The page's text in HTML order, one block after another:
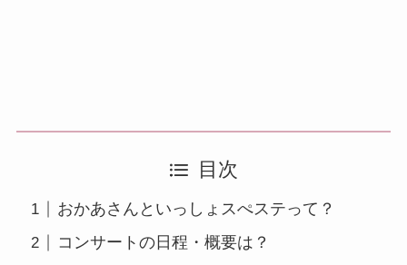
目次
おかあさんといっしょスぺステって？
コンサートの日程・概要は？